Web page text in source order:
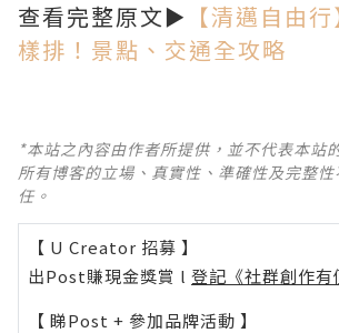
查看完整原文► 【清邁自由
樣排！景點、交通全攻略
*本站之內容由作者所提供，並不代表本站
所有博客的立場、真實性、準確性及完整
任。
【 U Creator 招募 】
出Post賺現金獎賞 l 登記《社群創作有
【 睇Post + 參加品牌活動 】